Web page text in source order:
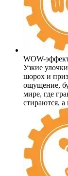
WOW-
Узкие
шорох и
ощущение,
мире, где
стираются,